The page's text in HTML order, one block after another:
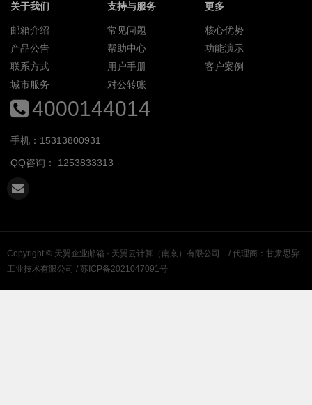
关于我们
邮箱介绍
产品公告
联系方式
城市服务
支持与服务
常见问题
帮助中心
用户手册
对公转账
更多
核心优势
功能演示
客户案例
4000144014
手机：15313800931
QQ咨询： 1253833313
Copyright © 天翼企业邮箱 · 天翼云计算（南京）有限公司
/ 代理商：甘肃思异
工业技术有限公司 / 苏ICP备2021047091号